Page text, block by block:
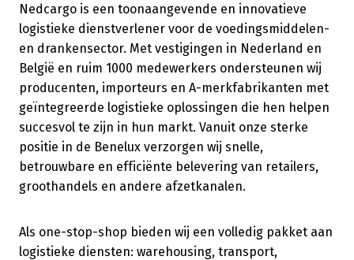
Nedcargo is een toonaangevende en innovatieve
logistieke dienstverlener voor de voedingsmiddelen-
en drankensector. Met vestigingen in Nederland en
België en ruim 1000 medewerkers ondersteunen wij
producenten, importeurs en A-merkfabrikanten met
geïntegreerde logistieke oplossingen die hen helpen
succesvol te zijn in hun markt. Vanuit onze sterke
positie in de Benelux verzorgen wij snelle,
betrouwbare en efficiënte belevering van retailers,
groothandels en andere afzetkanalen.
Als one-stop-shop bieden wij een volledig pakket aan
logistieke diensten: warehousing, transport,